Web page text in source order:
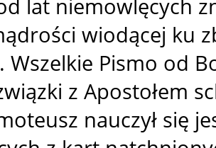
lat niemowlęcych
wiodącej ku
Wszelkie Pismo od
z Apostołem
nauczył się